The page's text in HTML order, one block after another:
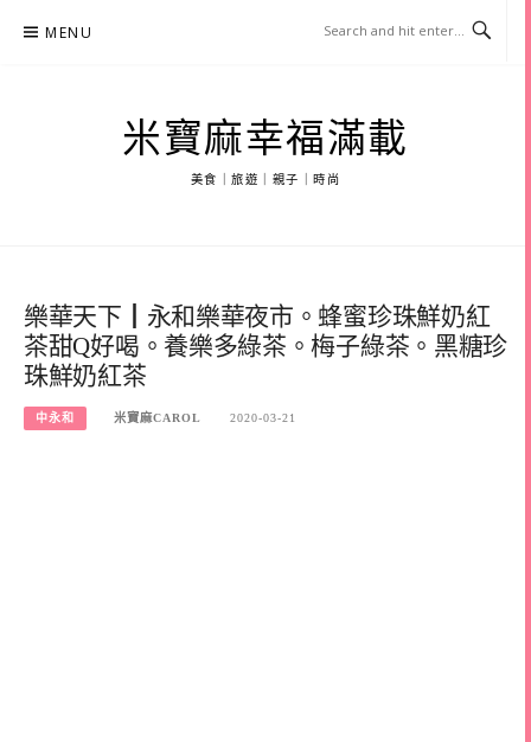
MENU
米寶麻幸福滿載
美食｜旅遊｜親子｜時尚
樂華天下┃永和樂華夜市。蜂蜜珍珠鮮奶紅
茶甜Q好喝。養樂多綠茶。梅子綠茶。黑糖珍
珠鮮奶紅茶
中永和 米寶麻CAROL 2020-03-21